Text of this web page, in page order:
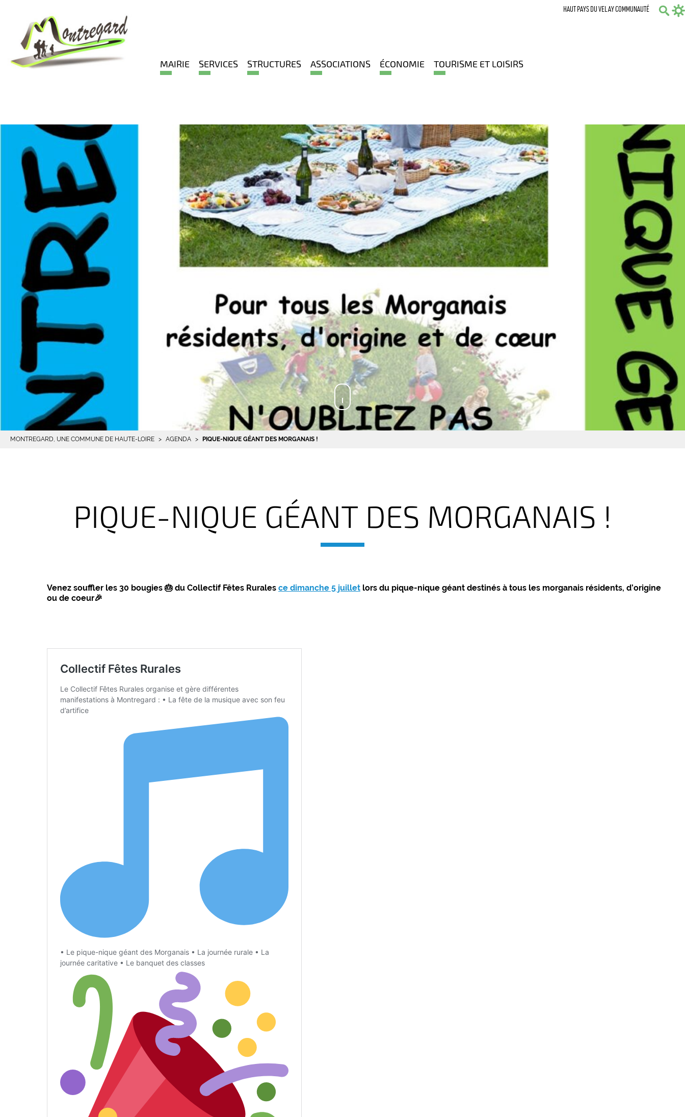
HAUT PAYS DU VELAY COMMUNAUTÉ
MAIRIE SERVICES STRUCTURES ASSOCIATIONS ÉCONOMIE TOURISME ET LOISIRS
MONTREGARD, UNE COMMUNE DE HAUTE-LOIRE AGENDA PIQUE-NIQUE GÉANT DES MORGANAIS !
PIQUE-NIQUE GÉANT DES MORGANAIS !
Venez souffler les 30 bougies 🎂 du Collectif Fêtes Rurales ce dimanche 5 juillet lors du pique-nique géant destinés à tous les morganais résidents, d’origine
ou de coeur🎉